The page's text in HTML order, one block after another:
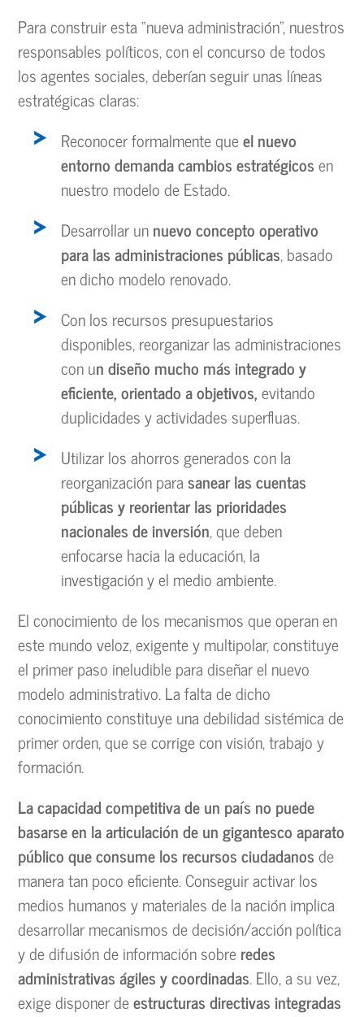
Para construir esta “nueva administración”, nuestros
responsables políticos, con el concurso de todos
los agentes sociales, deberían seguir unas líneas
estratégicas claras:
Reconocer formalmente queel nuevo
entorno demanda cambios estratégicosen
nuestro modelo de Estado.
Desarrollar unnuevo concepto operativo
para las administraciones públicas, basado
en dicho modelo renovado.
Con los recursos presupuestarios
disponibles, reorganizar las administraciones
con un diseño mucho más integrado y
eficiente, orientado a objetivos,evitando
duplicidades y actividades superfluas.
Utilizar los ahorros generados con la
reorganización parasanear las cuentas
públicas y reorientar las prioridades
nacionales de inversión, que deben
enfocarse hacia la educación, la
investigación y el medio ambiente.
El conocimiento de los mecanismos que operan en
este mundo veloz, exigente y multipolar, constituye
el primer paso ineludible para diseñar el nuevo
modelo administrativo. La falta de dicho
conocimiento constituye una debilidad sistémica de
primer orden, que se corrige con visión, trabajo y
formación.
La capacidad competitiva de un país no puede
basarse en la articulación de un gigantesco aparato
público que consume los recursos ciudadanosde
manera tan poco eficiente. Conseguir activar los
medios humanos y materiales de la nación implica
desarrollar mecanismos de decisión/acción política
y de difusión de información sobreredes
administrativas ágiles y coordinadas. Ello, a su vez,
exige disponer deestructuras directivas integradas